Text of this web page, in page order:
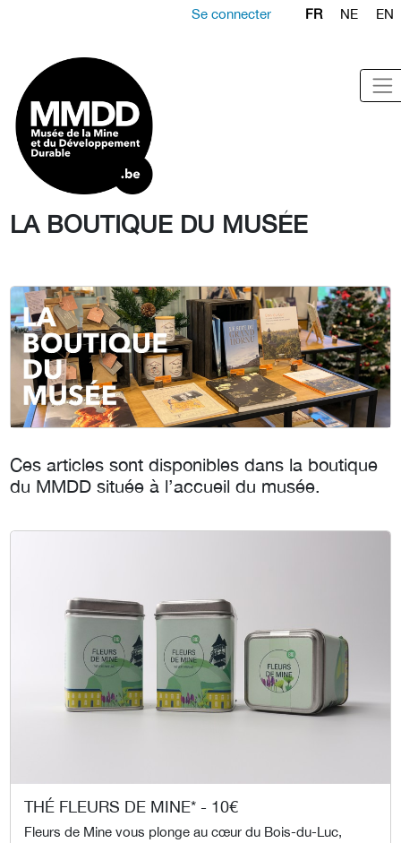
Se connecter FR NE EN
LA BOUTIQUE DU MUSÉE
Ces articles sont disponibles dans la boutique
du MMDD située à l’accueil du musée.
THÉ FLEURS DE MINE* - 10€
Fleurs de Mine vous plonge au cœur du Bois-du-Luc,